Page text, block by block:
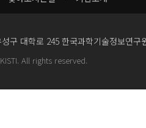
구 대학로 245 한국과학기술정보연구
All rights reserved.